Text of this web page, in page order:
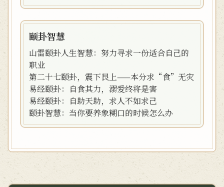
颐卦智慧
山雷颐卦人生智慧：努力寻求一份适合自己的
职业
第二十七颐卦，震下艮上——本分求“食”无灾
易经颐卦：自食其力，溺爱终将是害
易经颐卦：自助天助，求人不如求己
颐卦智慧：当你要养象糊口的时候怎么办